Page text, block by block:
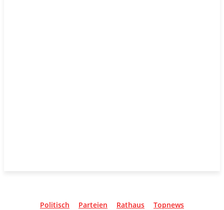
Politisch Parteien Rathaus Topnews